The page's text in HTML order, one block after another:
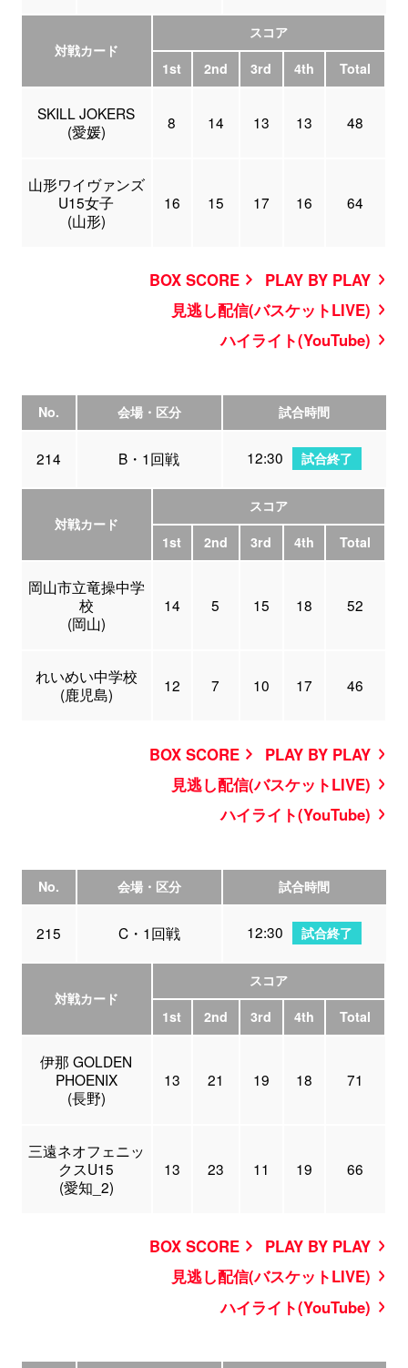
対戦カード
スコア
1st
2nd 3rd 4th Total
SKILL JOKERS
(愛媛)
8 14 13 13 48
山形ワイヴァンズ
U15女子
(山形)
16 15 17 16 64
BOX SCORE
PLAY BY PLAY
見逃し配信(バスケットLIVE)
ハイライト(YouTube)
No. 会場・区分 試合時間
214 B・1回戦 12:30 試合終了
対戦カード
スコア
1st
2nd 3rd 4th Total
岡山市立竜操中学
校
(岡山)
14 5 15 18 52
れいめい中学校
(鹿児島)
12 7 10 17 46
BOX SCORE
PLAY BY PLAY
見逃し配信(バスケットLIVE)
ハイライト(YouTube)
No. 会場・区分 試合時間
215 C・1回戦 12:30 試合終了
対戦カード
スコア
1st
2nd 3rd 4th Total
伊那 GOLDEN
PHOENIX
(長野)
13 21 19 18 71
三遠ネオフェニッ
クスU15
(愛知_2)
13 23 11 19 66
BOX SCORE
PLAY BY PLAY
見逃し配信(バスケットLIVE)
ハイライト(YouTube)